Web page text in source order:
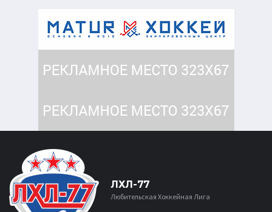
ЛХЛ-77
Любительская Хоккейная Лига